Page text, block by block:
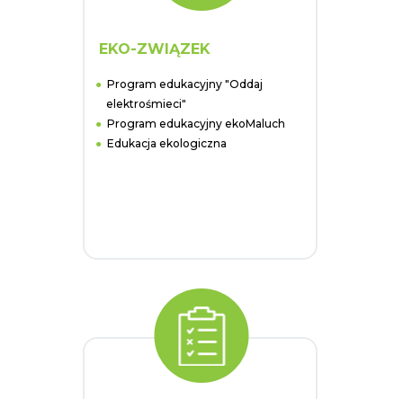
EKO-ZWIĄZEK
Program edukacyjny "Oddaj
elektrośmieci"
Program edukacyjny ekoMaluch
Edukacja ekologiczna